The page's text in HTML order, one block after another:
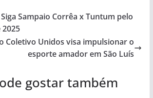
Sampaio Corrêa x Tuntum pelo
Coletivo Unidos visa impulsionar o
esporte amador em São Luís
gostar também